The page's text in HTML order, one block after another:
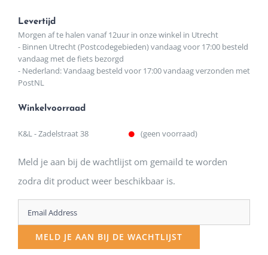
Levertijd
Morgen af te halen vanaf 12uur in onze winkel in Utrecht
- Binnen Utrecht (Postcodegebieden) vandaag voor 17:00 besteld
vandaag met de fiets bezorgd
- Nederland: Vandaag besteld voor 17:00 vandaag verzonden met
PostNL
Winkelvoorraad
K&L - Zadelstraat 38 (geen voorraad)
Meld je aan bij de wachtlijst om gemaild te worden
zodra dit product weer beschikbaar is.
Enter
your
email
MELD JE AAN BIJ DE WACHTLIJST